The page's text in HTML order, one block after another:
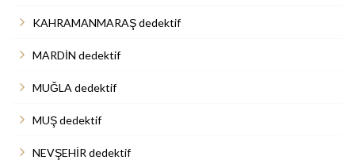
KAHRAMANMARAŞ dedektif
MARDİN dedektif
MUĞLA dedektif
MUŞ dedektif
NEVŞEHİR dedektif